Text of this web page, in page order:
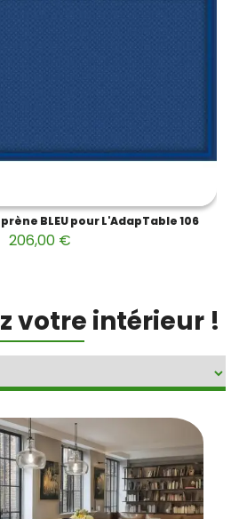
BLEU pour L'AdapTable 106
206,00 €
votre intérieur !